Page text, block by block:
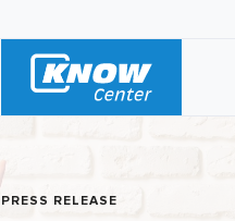
PRESS RELEASE